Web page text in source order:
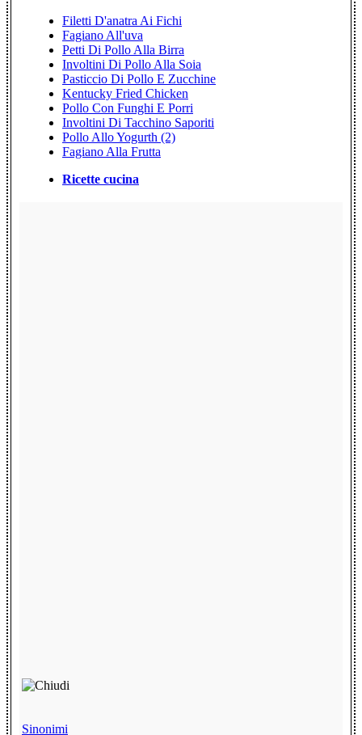
Filetti D'anatra Ai Fichi
Fagiano All'uva
Petti Di Pollo Alla Birra
Involtini Di Pollo Alla Soia
Pasticcio Di Pollo E Zucchine
Kentucky Fried Chicken
Pollo Con Funghi E Porri
Involtini Di Tacchino Saporiti
Pollo Allo Yogurth (2)
Fagiano Alla Frutta
Ricette cucina
Sinonimi